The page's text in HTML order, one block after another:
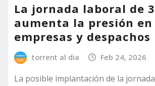
La jornada laboral de
aumenta la presión en
empresas y despachos
torrent al dia Feb 24, 2026
La posible implantación de la